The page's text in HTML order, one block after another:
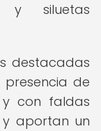
y siluetas
destacadas
presencia de
con faldas
aportan un